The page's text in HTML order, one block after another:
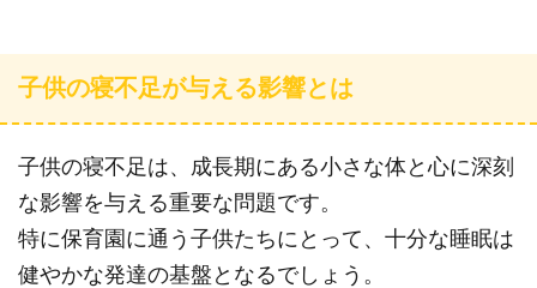
子供の寝不足が与える影響とは
子供の寝不足は、成長期にある小さな体と心に深刻
な影響を与える重要な問題です。
特に保育園に通う子供たちにとって、十分な睡眠は
健やかな発達の基盤となるでしょう。